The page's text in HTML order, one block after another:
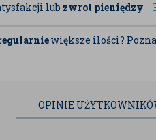
lub zwrot pieniędzy
większe ilości?
OPINIE